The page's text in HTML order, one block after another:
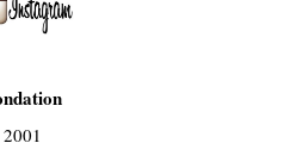
2001